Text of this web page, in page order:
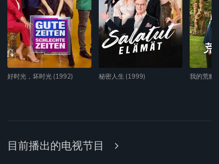
好时光，坏时光 (1992) 秘密人生 (1999) 我的荒糖
目前播出的电视节目